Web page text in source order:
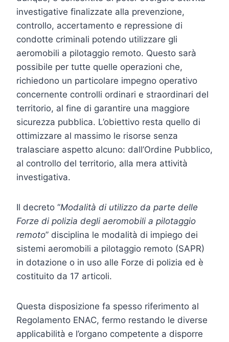
investigative finalizzate alla prevenzione,
controllo, accertamento e repressione di
condotte criminali potendo utilizzare gli
aeromobili a pilotaggio remoto. Questo sarà
possibile per tutte quelle operazioni che,
richiedono un particolare impegno operativo
concernente controlli ordinari e straordinari del
territorio, al fine di garantire una maggiore
sicurezza pubblica. L’obiettivo resta quello di
ottimizzare al massimo le risorse senza
tralasciare aspetto alcuno: dall’Ordine Pubblico,
al controllo del territorio, alla mera attività
investigativa.
Il decreto “Modalità di utilizzo da parte delle
Forze di polizia degli aeromobili a pilotaggio
remoto” disciplina le modalità di impiego dei
sistemi aeromobili a pilotaggio remoto (SAPR)
in dotazione o in uso alle Forze di polizia ed è
costituito da 17 articoli.
Questa disposizione fa spesso riferimento al
Regolamento ENAC, fermo restando le diverse
applicabilità e l’organo competente a disporre